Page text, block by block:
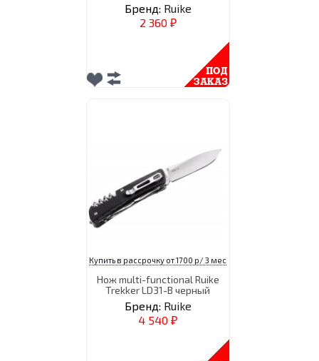
Бренд: Ruike
2 360 ₽
Купить в рассрочку от 1700 р/ 3 мес
Нож multi-functional Ruike
Trekker LD31-B черный
Бренд: Ruike
4 540 ₽